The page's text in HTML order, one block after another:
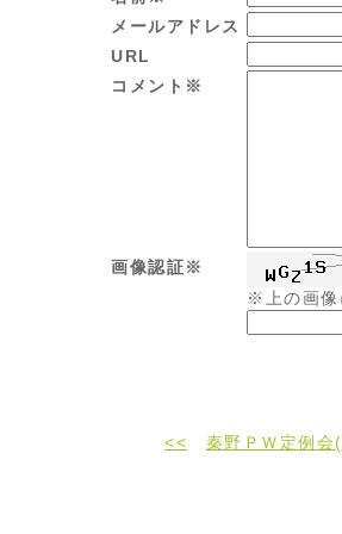
メールアドレス
URL
コメント※
画像認証※
※上の画像
<< 秦野ＰＷ定例